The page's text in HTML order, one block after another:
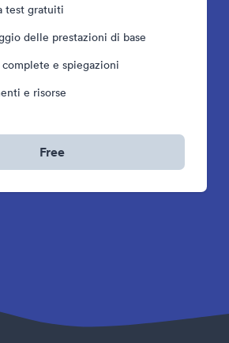
test gratuiti
delle prestazioni di base
e spiegazioni
e risorse
Free